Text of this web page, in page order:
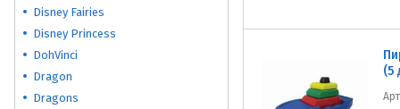
Disney Fairies
Disney Princess
DohVinci
Dragon
Dragons
(5